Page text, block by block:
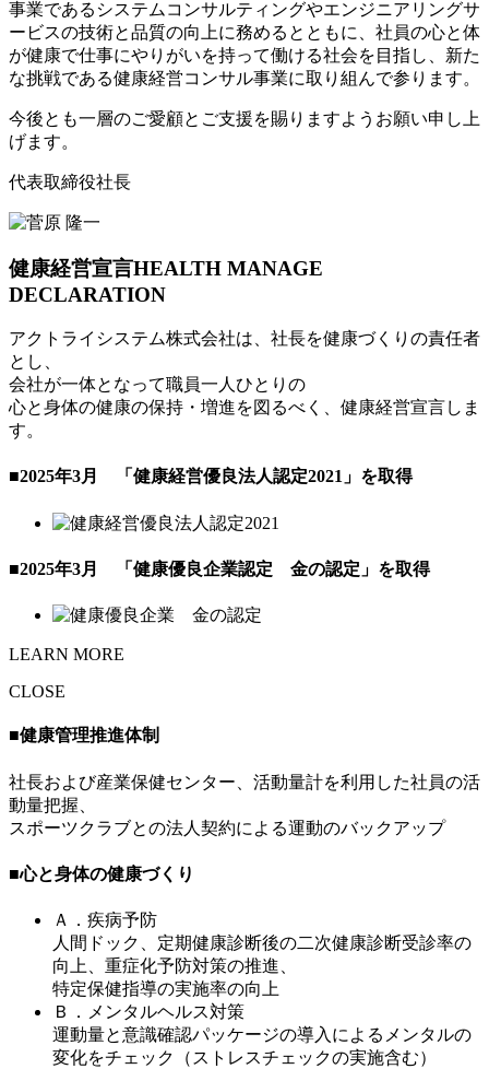
事業であるシステムコンサルティングやエンジニアリングサ
ービスの技術と品質の向上に務めるとともに、社員の心と体
が健康で仕事にやりがいを持って働ける社会を目指し、新た
な挑戦である健康経営コンサル事業に取り組んで参ります。
今後とも一層のご愛顧とご支援を賜りますようお願い申し上
げます。
代表取締役社長
健康経営宣言HEALTH MANAGE
DECLARATION
アクトライシステム株式会社は、社長を健康づくりの責任者
とし、
会社が一体となって職員一人ひとりの
心と身体の健康の保持・増進を図るべく、健康経営宣言しま
す。
■2025年3月 「健康経営優良法人認定2021」を取得
■2025年3月 「健康優良企業認定 金の認定」を取得
LEARN MORE
CLOSE
■健康管理推進体制
社長および産業保健センター、活動量計を利用した社員の活
動量把握、
スポーツクラブとの法人契約による運動のバックアップ
■心と身体の健康づくり
Ａ．疾病予防
人間ドック、定期健康診断後の二次健康診断受診率の
向上、重症化予防対策の推進、
特定保健指導の実施率の向上
Ｂ．メンタルヘルス対策
運動量と意識確認パッケージの導入によるメンタルの
変化をチェック（ストレスチェックの実施含む）